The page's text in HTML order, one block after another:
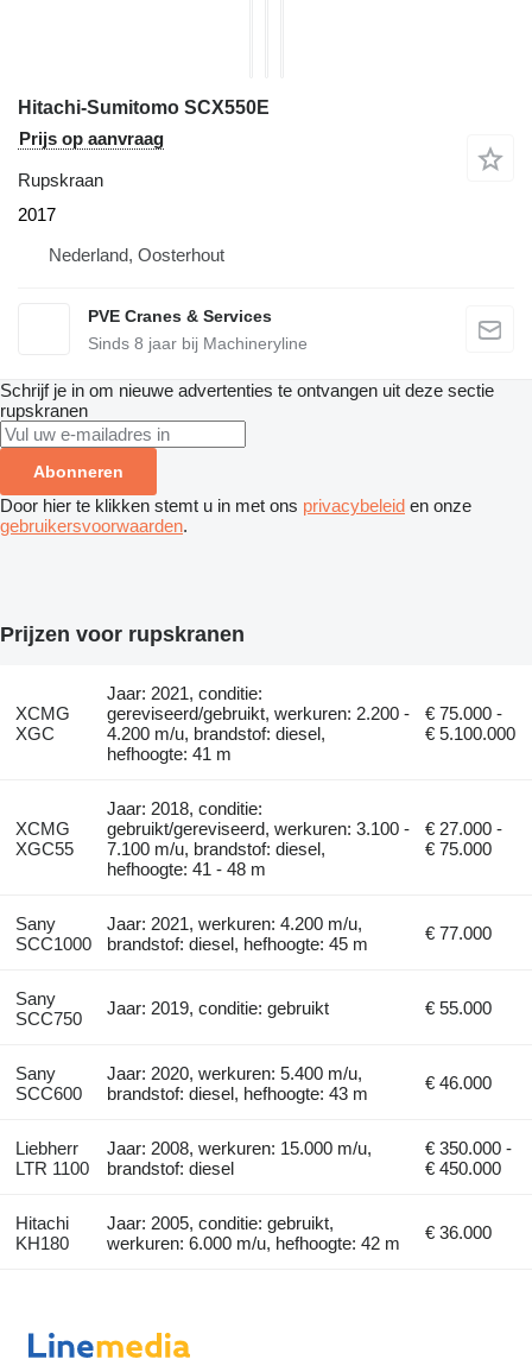
Hitachi-Sumitomo SCX550E
Prijs op aanvraag
Rupskraan
2017
Nederland, Oosterhout
PVE Cranes & Services
Sinds 8 jaar bij Machineryline
Schrijf je in om nieuwe advertenties te ontvangen uit deze sectie
rupskranen
Abonneren
Door hier te klikken stemt u in met ons privacybeleid en onze
gebruikersvoorwaarden.
Prijzen voor rupskranen
XCMG
XGC
Jaar: 2021, conditie:
gereviseerd/gebruikt, werkuren: 2.200 -
4.200 m/u, brandstof: diesel,
hefhoogte: 41 m
€ 75.000 -
€ 5.100.000
XCMG
XGC55
Jaar: 2018, conditie:
gebruikt/gereviseerd, werkuren: 3.100 -
7.100 m/u, brandstof: diesel,
hefhoogte: 41 - 48 m
€ 27.000 -
€ 75.000
Sany
SCC1000
Jaar: 2021, werkuren: 4.200 m/u,
brandstof: diesel, hefhoogte: 45 m
€ 77.000
Sany
SCC750
Jaar: 2019, conditie: gebruikt € 55.000
Sany
SCC600
Jaar: 2020, werkuren: 5.400 m/u,
brandstof: diesel, hefhoogte: 43 m
€ 46.000
Liebherr
LTR 1100
Jaar: 2008, werkuren: 15.000 m/u,
brandstof: diesel
€ 350.000 -
€ 450.000
Hitachi
KH180
Jaar: 2005, conditie: gebruikt,
werkuren: 6.000 m/u, hefhoogte: 42 m
€ 36.000